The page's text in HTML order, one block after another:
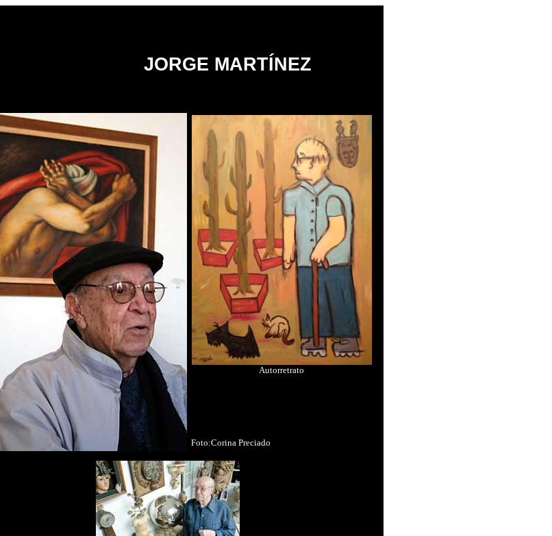
JORGE MARTÍNEZ
Autorretrato
Foto:Corina Preciado